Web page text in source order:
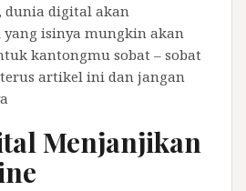
dunia digital akan
isinya mungkin akan
kantongmu sobat – sobat
artikel ini dan jangan
Menjanjikan